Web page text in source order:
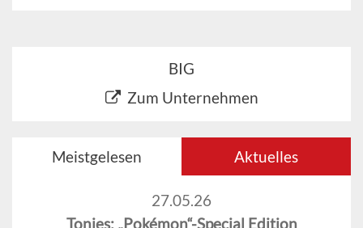
BIG
Zum Unternehmen
Meistgelesen Aktuelles
27.05.26
Tonies: „Pokémon“-Special Edition